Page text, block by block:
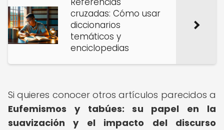
cruzadas: Cómo usar
diccionarios
temáticos y
enciclopedias
Si quieres conocer otros artículos parecidos a
Eufemismos y tabúes: su papel en la
suavización y el impacto del discurso